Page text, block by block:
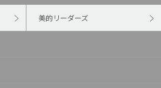
美的リーダーズ